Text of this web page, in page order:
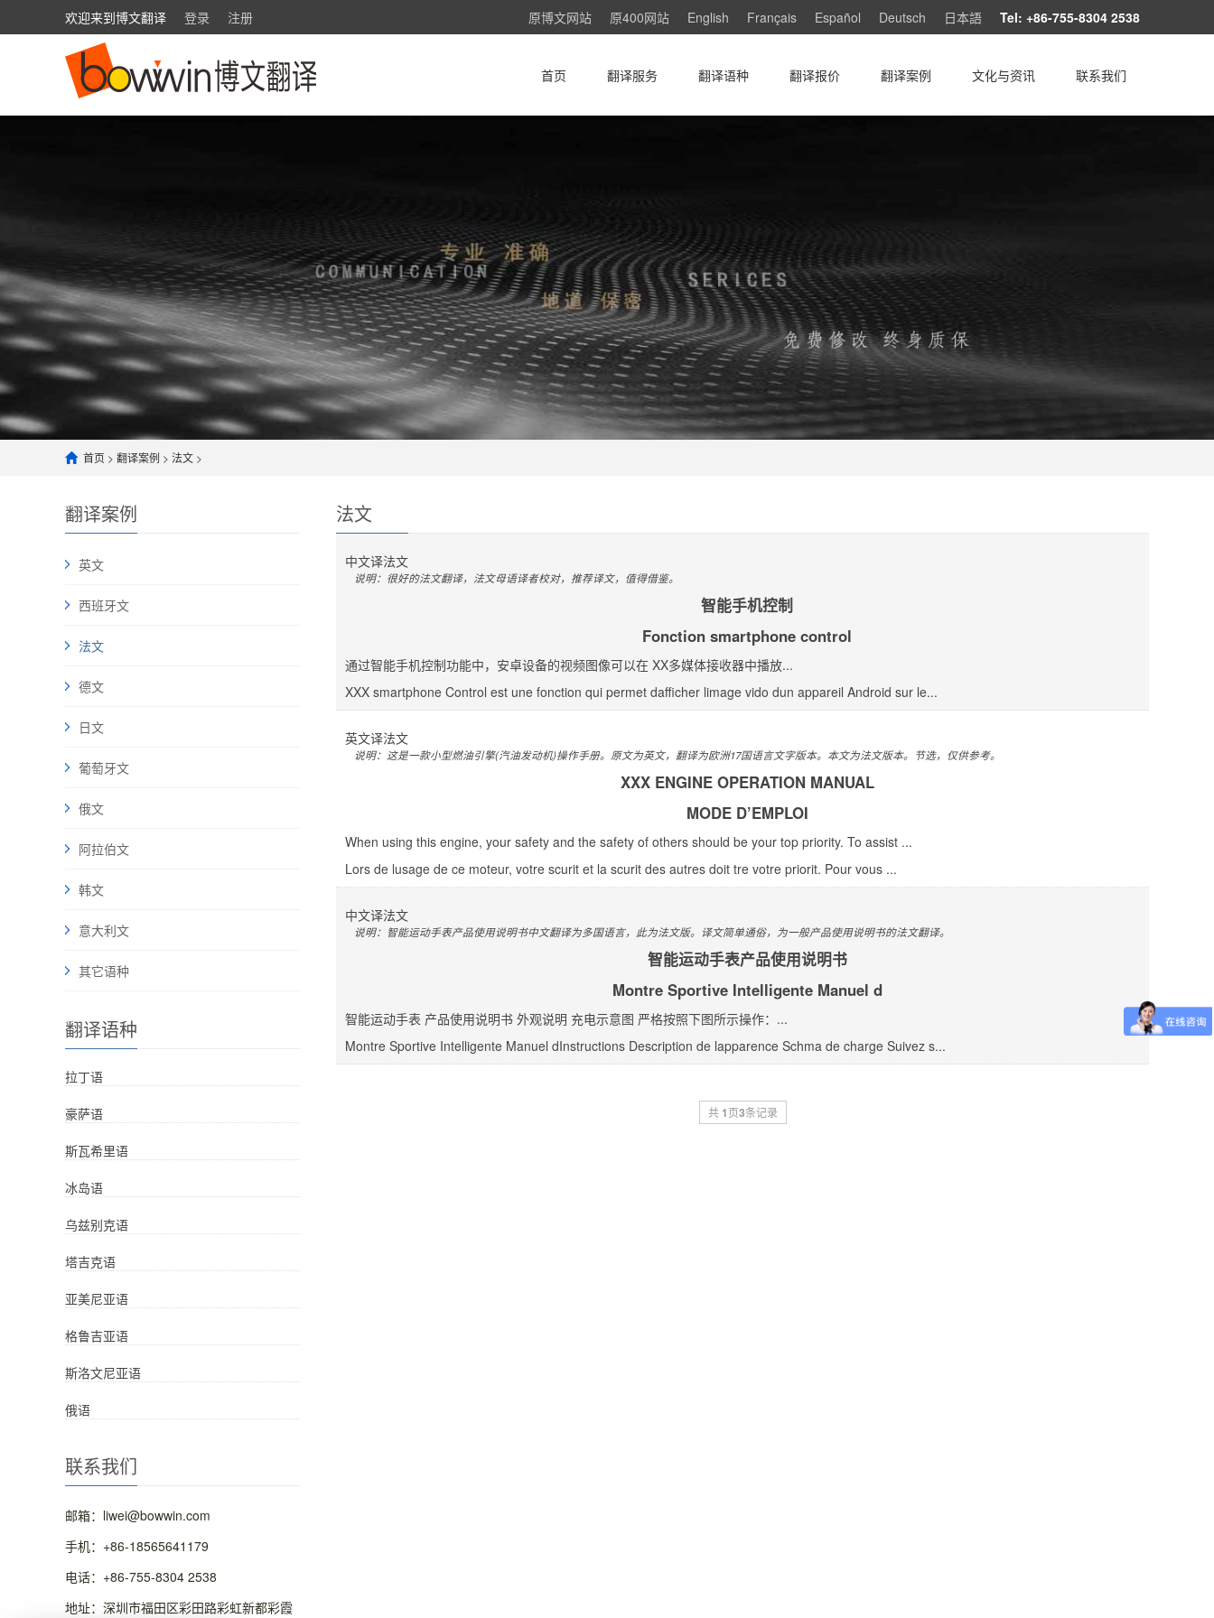
欢迎来到博文翻译 登录 注册 原博文网站 原400网站 English Français Español Deutsch 日本語 Tel: +86-755-8304 2538
首页 翻译服务 翻译语种 翻译报价 翻译案例 文化与资讯 联系我们
首页 > 翻译案例 > 法文 >
翻译案例
英文
西班牙文
法文
德文
日文
葡萄牙文
俄文
阿拉伯文
韩文
意大利文
其它语种
翻译语种
拉丁语
豪萨语
斯瓦希里语
冰岛语
乌兹别克语
塔吉克语
亚美尼亚语
格鲁吉亚语
斯洛文尼亚语
俄语
联系我们
邮箱：liwei@bowwin.com
手机：+86-18565641179
电话：+86-755-8304 2538
地址：深圳市福田区彩田路彩虹新都彩霞
法文
中文译法文
说明：很好的法文翻译，法文母语译者校对，推荐译文，值得借鉴。
智能手机控制
Fonction smartphone control
通过智能手机控制功能中，安卓设备的视频图像可以在 XX多媒体接收器中播放...
XXX smartphone Control est une fonction qui permet dafficher limage vido dun appareil Android sur le...
英文译法文
说明：这是一款小型燃油引擎(汽油发动机)操作手册。原文为英文，翻译为欧洲17国语言文字版本。本文为法文版本。节选，仅供参考。
XXX ENGINE OPERATION MANUAL
MODE D’EMPLOI
When using this engine, your safety and the safety of others should be your top priority. To assist ...
Lors de lusage de ce moteur, votre scurit et la scurit des autres doit tre votre priorit. Pour vous ...
中文译法文
说明：智能运动手表产品使用说明书中文翻译为多国语言，此为法文版。译文简单通俗，为一般产品使用说明书的法文翻译。
智能运动手表产品使用说明书
Montre Sportive Intelligente Manuel d
智能运动手表 产品使用说明书 外观说明 充电示意图 严格按照下图所示操作：...
Montre Sportive Intelligente Manuel dInstructions Description de lapparence Schma de charge Suivez s...
共 1页3条记录